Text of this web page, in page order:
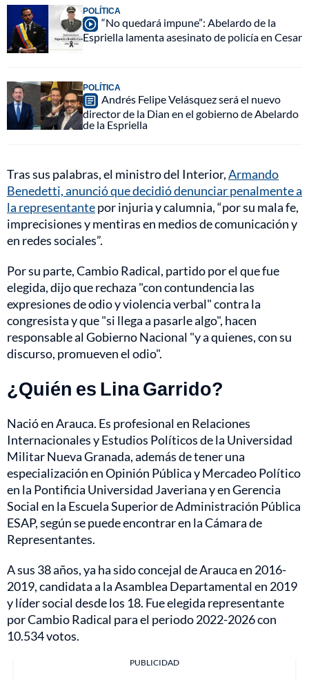
POLÍTICA
“No quedará impune”: Abelardo de la
Espriella lamenta asesinato de policía en Cesar
POLÍTICA
Andrés Felipe Velásquez será el nuevo
director de la Dian en el gobierno de Abelardo
de la Espriella
Tras sus palabras, el ministro del Interior,Armando
Benedetti, anunció que decidió denunciar penalmente a
la representantepor injuria y calumnia, “por su mala fe,
imprecisiones y mentiras en medios de comunicación y
en redes sociales”.
Por su parte, Cambio Radical, partido por el que fue
elegida, dijo que rechaza "con contundencia las
expresiones de odio y violencia verbal" contra la
congresista y que "si llega a pasarle algo", hacen
responsable al Gobierno Nacional "y a quienes, con su
discurso, promueven el odio".
¿Quién es Lina Garrido?
Nació en Arauca. Es profesional en Relaciones
Internacionales y Estudios Políticos de la Universidad
Militar Nueva Granada, además de tener una
especialización en Opinión Pública y Mercadeo Político
en la Pontificia Universidad Javeriana y en Gerencia
Social en la Escuela Superior de Administración Pública
ESAP, según se puede encontrar en la Cámara de
Representantes.
A sus 38 años, ya ha sido concejal de Arauca en 2016-
2019, candidata a la Asamblea Departamental en 2019
y líder social desde los 18. Fue elegida representante
por Cambio Radical para el periodo 2022-2026 con
10.534 votos.
PUBLICIDAD